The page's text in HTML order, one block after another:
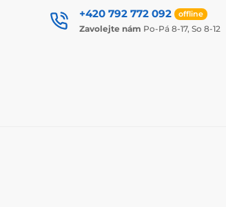
+420 792 772 092 offline
Zavolejte nám Po-Pá 8-17, So 8-12